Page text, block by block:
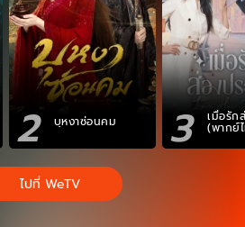
2 บุหงาซ่อนคม 3 เมื่อรัก
(พากย์
ไปที่ WeTV